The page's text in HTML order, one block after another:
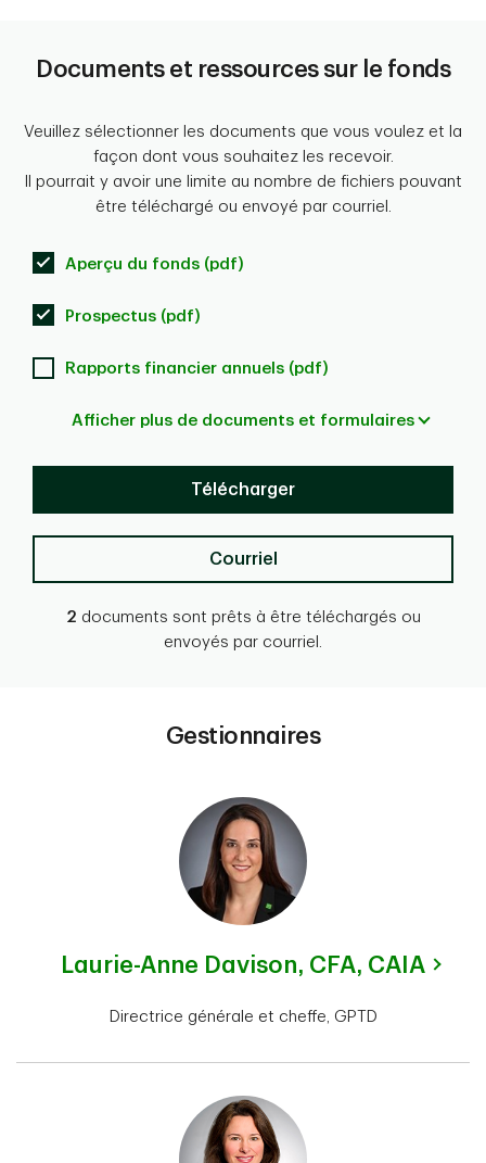
Documents et ressources sur le fonds
Veuillez sélectionner les documents que vous voulez et la
façon dont vous souhaitez les recevoir.
Il pourrait y avoir une limite au nombre de fichiers pouvant
être téléchargé ou envoyé par courriel.
Aperçu du fonds (pdf)
Prospectus (pdf)
Rapports financier annuels (pdf)
Afficher plus de documents et formulaires
Télécharger
Courriel
2 documents sont prêts à être téléchargés ou
envoyés par courriel.
Gestionnaires
Laurie-Anne Davison, CFA, CAIA
Directrice générale et cheffe, GPTD